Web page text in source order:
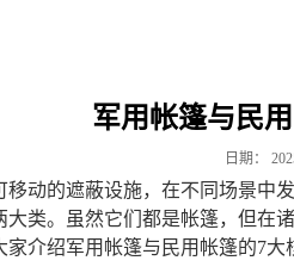
军用帐篷与民
日期：
移动的遮蔽设施，在不同场景中
大类。虽然它们都是帐篷，但在
家介绍军用帐篷与民用帐篷的7大